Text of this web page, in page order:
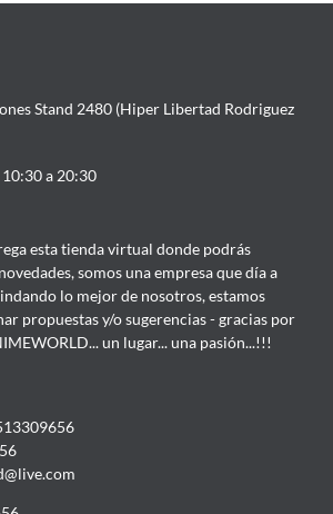
Stand 2480 (Hiper Libertad Rodriguez
a 20:30
esta tienda virtual donde podrás
somos una empresa que día a
lo mejor de nosotros, estamos
propuestas y/o sugerencias - gracias por
un lugar... una pasión...!!!
@live.com